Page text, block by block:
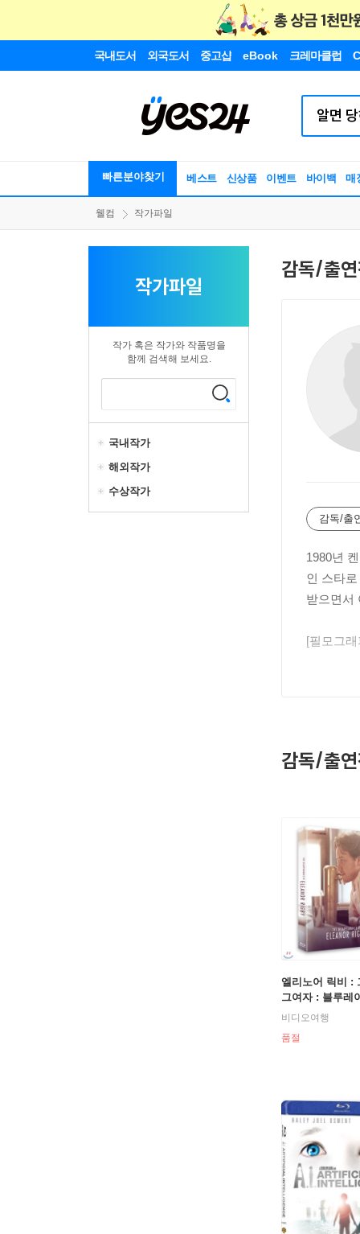
국내도서 외국도서 중고샵 eBook 크레마클럽
빠른분야찾기 베스트 신상품 이벤트 바이백 매
웰컴 작가파일
작가파일
작가 혹은 작가와 작품명을
함께 검색해 보세요.
국내작가
해외작가
수상작가
감독/출
감독/출
1980년
인 스타
받으면서
[필모그
이 세상
제인 에
카우치
마이클
다크 시
로스트
두 낫 디
에이 아
터크 에
빌리지
더 킹
밴티지
인투 더
노이즈
인크레더
엔드게임
감독/출
엘리노어 릭비 :
그여자 : 블루레
비디오여행
품절